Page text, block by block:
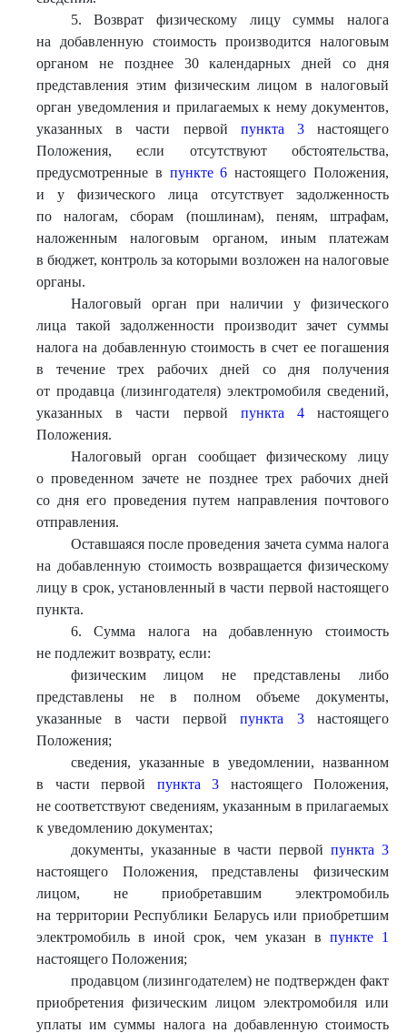
5. Возврат физическому лицу суммы налога
на добавленную стоимость производится налоговым
органом не позднее 30 календарных дней со дня
представления этим физическим лицом в налоговый
орган уведомления и прилагаемых к нему документов,
указанных в части первой пункта 3настоящего
Положения, если отсутствуют обстоятельства,
предусмотренные в пункте 6 настоящего Положения,
и у физического лица отсутствует задолженность
по налогам, сборам (пошлинам), пеням, штрафам,
наложенным налоговым органом, иным платежам
в бюджет, контроль за которыми возложен на налоговые
органы.
Налоговый орган при наличии у физического
лица такой задолженности производит зачет суммы
налога на добавленную стоимость в счет ее погашения
в течение трех рабочих дней со дня получения
от продавца (лизингодателя) электромобиля сведений,
указанных в части первой пункта 4настоящего
Положения.
Налоговый орган сообщает физическому лицу
о проведенном зачете не позднее трех рабочих дней
со дня его проведения путем направления почтового
отправления.
Оставшаяся после проведения зачета сумма налога
на добавленную стоимость возвращается физическому
лицу в срок, установленный в части первой настоящего
пункта.
6. Сумма налога на добавленную стоимость
не подлежит возврату, если:
физическим лицом не представлены либо
представлены не в полном объеме документы,
указанные в части первойпункта 3настоящего
Положения;
сведения, указанные в уведомлении, названном
в части первой пункта 3 настоящего Положения,
не соответствуют сведениям, указанным в прилагаемых
к уведомлению документах;
документы, указанные в части первойпункта 3
настоящего Положения, представлены физическим
лицом, не приобретавшим электромобиль
на территории Республики Беларусь или приобретшим
электромобиль в иной срок, чем указан в пункте 1
настоящего Положения;
продавцом (лизингодателем) не подтвержден факт
приобретения физическим лицом электромобиля или
уплаты им суммы налога на добавленную стоимость